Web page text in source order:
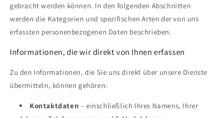
gebracht werden können. In den folgenden Abschnitten
werden die Kategorien und spezifischen Arten der von uns
erfassten personenbezogenen Daten beschrieben.
Informationen, die wir direkt von Ihnen erfassen
Zu den Informationen, die Sie uns direkt über unsere Dienste
übermitteln, können gehören:
Kontaktdaten – einschließlich Ihres Namens, Ihrer